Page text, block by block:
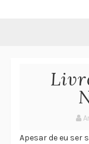
Apesar de eu ser